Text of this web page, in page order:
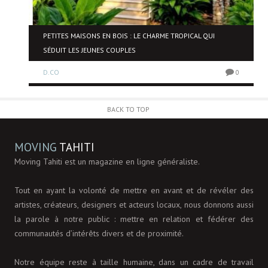
PETITES MAISONS EN BOIS : LE CHARME TROPICAL QUI
SÉDUIT LES JEUNES COUPLES
D.CO 0
BACK TO TOP
MOVING TAHITI
Moving Tahiti est un magazine en ligne généraliste.
Tout en ayant la volonté de mettre en avant et de révéler des
artistes, créateurs, designers et acteurs locaux, nous donnons aussi
la parole à notre public : mettre en relation et fédérer des
communautés d’intérêts divers et de proximité.
Notre équipe reste à taille humaine, dans un cadre de travail